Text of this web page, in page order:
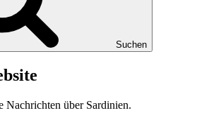
Suchen
Nachrichten über Sardinien.